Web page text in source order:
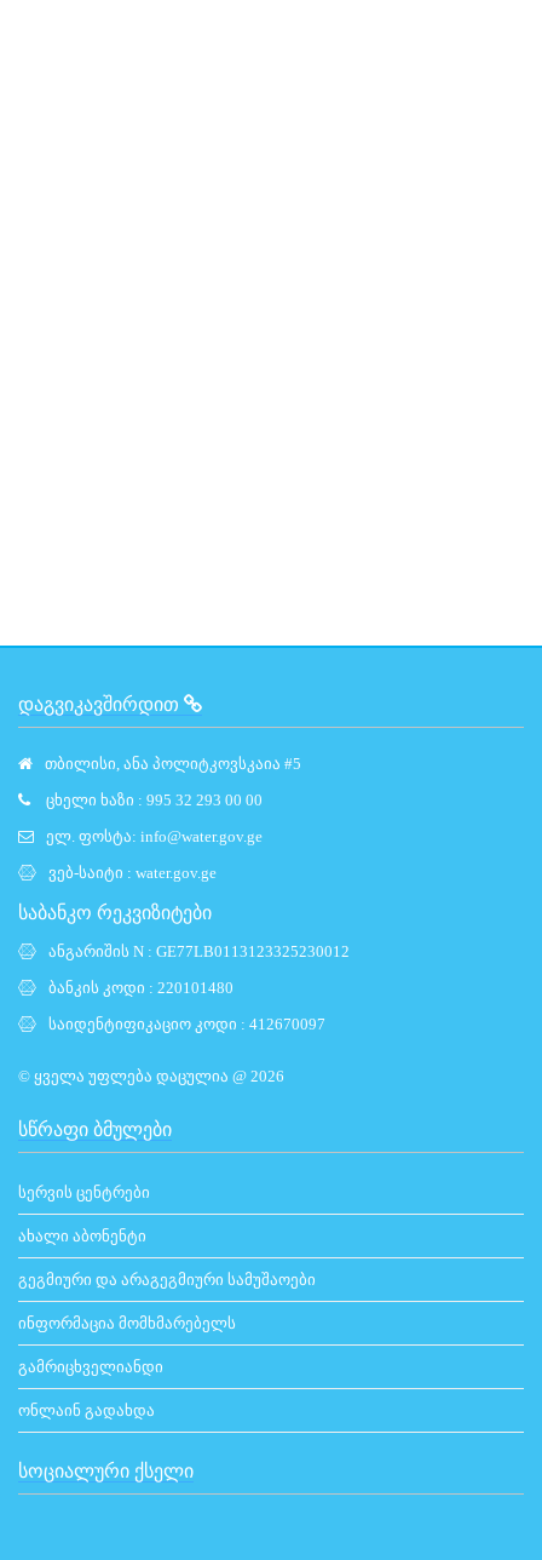
ᲓᲐᲒᲕᲘᲙᲐᲕᲨᲘᲠᲓᲘᲗ
თბილისი, ანა პოლიტკოვსკაია #5
ცხელი ხაზი : 995 32 293 00 00
ელ. ფოსტა: info@water.gov.ge
ვებ-საიტი : water.gov.ge
საბანკო რეკვიზიტები
ანგარიშის N : GE77LB0113123325230012
ბანკის კოდი : 220101480
საიდენტიფიკაციო კოდი : 412670097
© ყველა უფლება დაცულია @ 2026
ᲡᲬᲠᲐᲤᲘ ᲑᲛᲣᲚᲔᲑᲘ
სერვის ცენტრები
ახალი აბონენტი
გეგმიური და არაგეგმიური სამუშაოები
ინფორმაცია მომხმარებელს
გამრიცხველიანდი
ონლაინ გადახდა
ᲡᲝᲪᲘᲐᲚᲣᲠᲘ ᲥᲡᲔᲚᲘ